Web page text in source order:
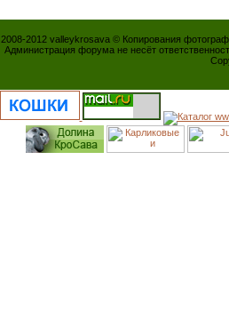
2008-2012 valleykrosava © Копирования
Администрация форума не несёт